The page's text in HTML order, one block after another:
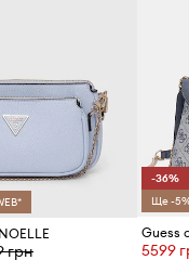
мінімалістичний і
носити її навскіс
сумку в руці або
грн
-36%
Ще -
5599